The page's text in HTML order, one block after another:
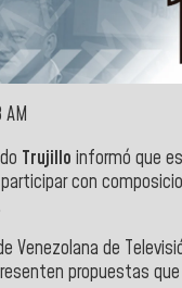
Trujillo informó que
con
Venezolana de
propuestas